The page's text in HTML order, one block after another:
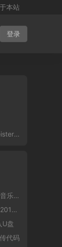
本站
登录
组呼
等等
》
U盘
代码